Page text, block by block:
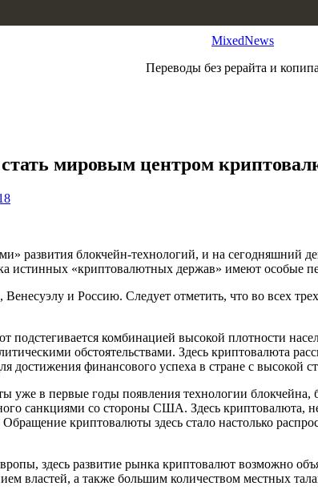
MixedNews
Переводы без рерайта и
мировым центром
развития блокчейн-технологий, и на
истинных «криптовалютных держав» имеют особые
и Россию. Следует отметить, что во всех трех
подстегивается комбинацией высокой плотности
обстоятельствами. Здесь криптовалюта
достижения финансового успеха в стране с высокой
уже в первые годы появления технологии
санкциями со стороны США. Здесь криптовалюта,
криптовалюты здесь стало настолько
здесь развитие рынка криптовалют возможно
властей, а также большим количеством местных